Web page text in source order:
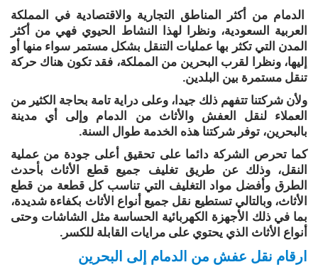
الدمام من أكثر المناطق التجارية والاقتصادية في المملكة
العربية السعودية، ونظرا لهذا النشاط الحيوي فهي من أكثر
المدن التي تكثر بها عمليات التنقل بشكل مستمر سواء منها أو
إليها، ونظرا لقرب البحرين من المملكة، فقد تكون هناك حركة
تنقل مستمرة بين البلدين.
ولأن شركتنا تتفهم ذلك جيدا، وعلى دراية تامة بحاجة الكثير من
العملاء لنقل العفش والأثاث من الدمام وإلى أي مدينة
بالبحرين، توفر شركتنا هذه الخدمة طوال السنة.
كما تحرص الشركة دائما على تحقيق أعلى جودة من عملية
النقل، وذلك عن طريق تغليف جميع قطع الأثاث بأحدث
الطرق وأفضل مواد التغليف التي تناسب كل قطعة من قطع
الأثاث، وبالتالي تستطيع نقل جميع أنواع الأثاث بكفاءة شديدة،
بما في ذلك الأجهزة الكهربائية الحساسة مثل الشاشات وحتى
أنواع الأثاث الذي يحتوي على مرايات القابلة للكسر.
ارقام نقل عفش من الدمام إلى البحرين